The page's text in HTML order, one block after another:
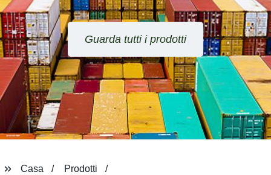
Guarda tutti i prodotti
Casa
Prodotti